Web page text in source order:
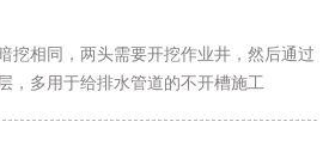
挖相同，两头需要开挖作业井，然后通过
，多用于给排水管道的不开槽施工